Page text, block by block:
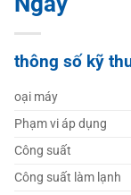
thông số kỹ
oại máy
Phạm vi áp dụng
Công suất
Công suất làm lạnh